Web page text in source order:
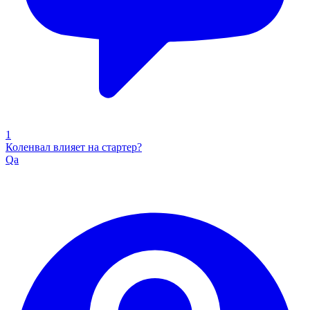
1
Коленвал влияет на стартер?
Qa